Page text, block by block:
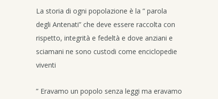
La storia di ogni popolazione è la ” parola
degli Antenati” che deve essere raccolta con
rispetto, integrità e fedeltà e dove anziani e
sciamani ne sono custodi come enciclopedie
viventi
” Eravamo un popolo senza leggi ma eravamo